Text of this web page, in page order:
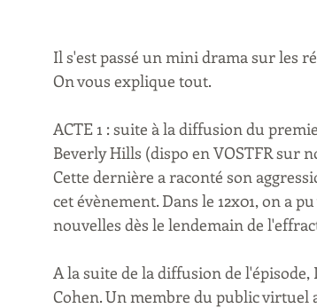
Il s'est passé un mini drama sur les
On vous explique tout.
ACTE 1 : suite à la diffusion du
Beverly Hills (dispo en VOSTFR sur
Cette dernière a raconté son
cet évènement. Dans le 12x01, on a
nouvelles dès le lendemain de
A la suite de la diffusion de
Cohen. Un membre du public virtuel